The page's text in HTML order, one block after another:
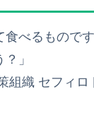
食べるもので
」
組織 セフィロ